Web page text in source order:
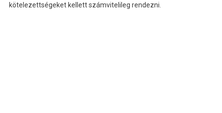
kötelezettségeket kellett számvitelileg rendezni.